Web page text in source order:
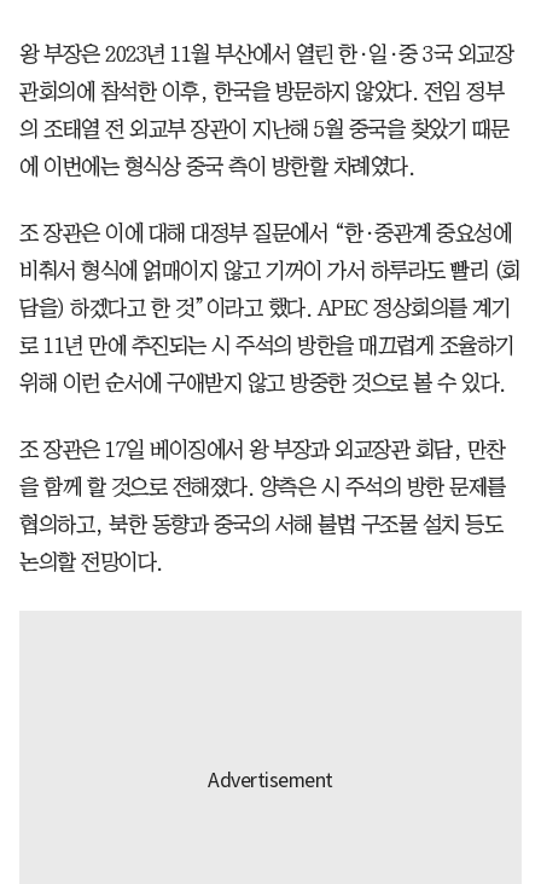
왕 부장은 2023년 11월 부산에서 열린 한·일·중 3국 외교장
관회의에 참석한 이후, 한국을 방문하지 않았다. 전임 정부
의 조태열 전 외교부 장관이 지난해 5월 중국을 찾았기 때문
에 이번에는 형식상 중국 측이 방한할 차례였다.
조 장관은 이에 대해 대정부 질문에서 “한·중관계 중요성에
비춰서 형식에 얽매이지 않고 기꺼이 가서 하루라도 빨리 (회
담을) 하겠다고 한 것”이라고 했다. APEC 정상회의를 계기
로 11년 만에 추진되는 시 주석의 방한을 매끄럽게 조율하기
위해 이런 순서에 구애받지 않고 방중한 것으로 볼 수 있다.
조 장관은 17일 베이징에서 왕 부장과 외교장관 회담, 만찬
을 함께 할 것으로 전해졌다. 양측은 시 주석의 방한 문제를
협의하고, 북한 동향과 중국의 서해 불법 구조물 설치 등도
논의할 전망이다.